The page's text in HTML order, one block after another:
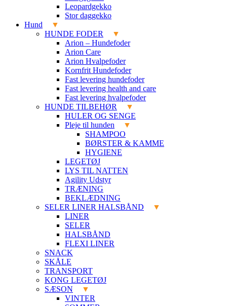
Leopardgekko
Stor daggekko
Hund
HUNDE FODER
Arion – Hundefoder
Arion Care
Arion Hvalpefoder
Kornfrit Hundefoder
Fast levering hundefoder
Fast levering health and care
Fast levering hvalpefoder
HUNDE TILBEHØR
HULER OG SENGE
Pleje til hunden
SHAMPOO
BØRSTER & KAMME
HYGIENE
LEGETØJ
LYS TIL NATTEN
Agility Udstyr
TRÆNING
BEKLÆDNING
SELER LINER HALSBÅND
LINER
SELER
HALSBÅND
FLEXI LINER
SNACK
SKÅLE
TRANSPORT
KONG LEGETØJ
SÆSON
VINTER